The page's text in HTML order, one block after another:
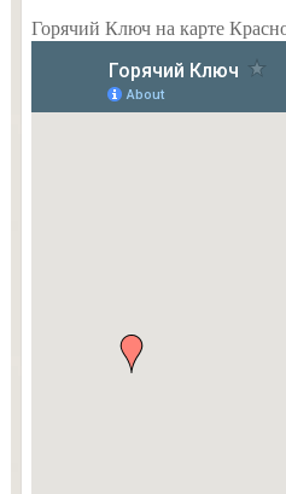
Горячий Ключ на карте